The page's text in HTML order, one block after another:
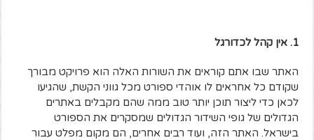
1. אין קהל לכדורגל
האתר שבו אתם קוראים את השורות האלה הוא פרויקט מבורך
שקודם כל אחראים לו אוהדי ספורט מכל גווני הקשת, שהגיעו
לכאן כדי ליצור תוכן יותר טוב ממה שהם מקבלים באתרים
הגדולים של גופי השידור הגדולים שמסקרים את הספורט
בישראל. האתר הזה, ועוד רבים אחרים, הם מקום מפלט עבור